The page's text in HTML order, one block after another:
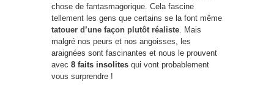
chose de fantasmagorique. Cela fascine
tellement les gens que certains se la font même
tatouer d’une façon plutôt réaliste. Mais
malgré nos peurs et nos angoisses, les
araignées sont fascinantes et nous le prouvent
avec 8 faits insolites qui vont probablement
vous surprendre !